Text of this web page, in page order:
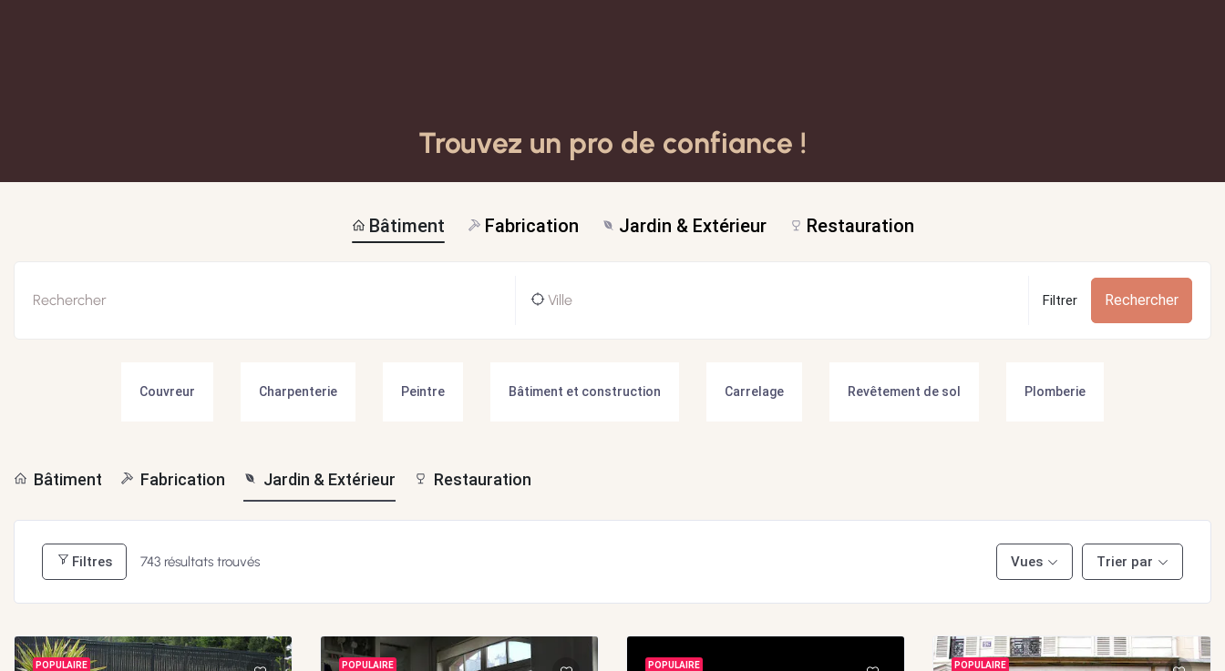
Trouvez un pro de confiance !
Bâtiment Fabrication Jardin & Extérieur Restauration
Filtrer Rechercher
Couvreur Charpenterie Peintre Bâtiment et construction Carrelage Revêtement de sol Plomberie
Bâtiment Fabrication Jardin & Extérieur Restauration
Filtres 743 résultats trouvés Vues Trier par
POPULAIRE POPULAIRE POPULAIRE POPULAIRE